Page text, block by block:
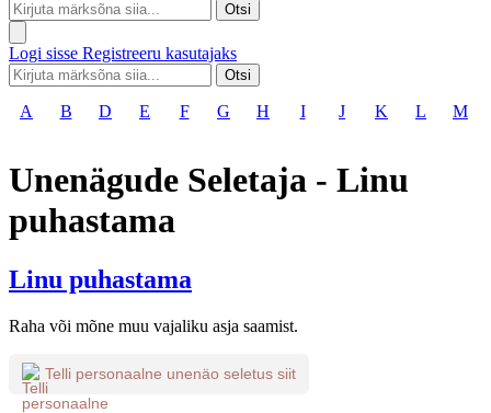
Otsi
Logi sisse Registreeru kasutajaks
Otsi
A B D E F G H I J K L M
Unenägude Seletaja - Linu
puhastama
Linu puhastama
Raha või mõne muu vajaliku asja saamist.
Telli personaalne unenäo seletus siit